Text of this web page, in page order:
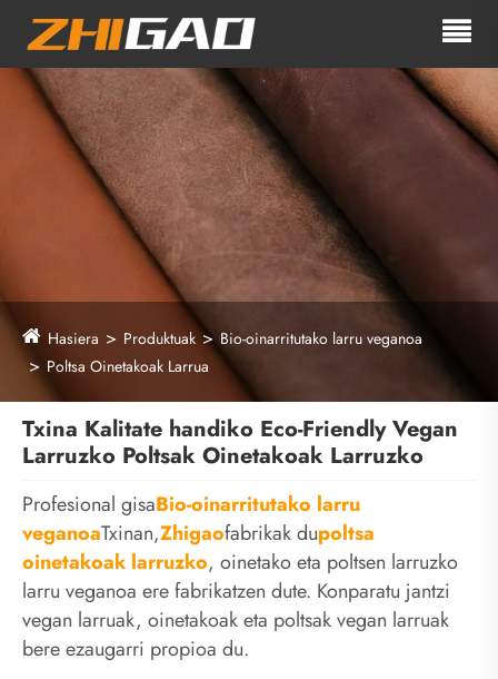
Hasiera Produktuak
Bio-oinarritutako larru veganoa
Poltsa Oinetakoak Larrua
Txina Kalitate handiko Eco-Friendly Vegan
Larruzko Poltsak Oinetakoak Larruzko
Profesional gisaBio-oinarritutako larru
veganoaTxinan,Zhigaofabrikak dupoltsa
oinetakoak larruzko, oinetako eta poltsen larruzko
larru veganoa ere fabrikatzen dute. Konparatu jantzi
vegan larruak, oinetakoak eta poltsak vegan larruak
bere ezaugarri propioa du.